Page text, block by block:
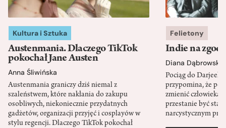
Kultura i Sztuka
Austenmania. Dlaczego TikTok
pokochał Jane Austen
Anna Śliwińska
Austenmania graniczy dziś niemal z
szaleństwem, które nakłania do zakupu
osobliwych, niekoniecznie przydatnych
gadżetów, organizacji przyjęć i cosplayów w
stylu regencji. Dlaczego TikTok pokochał
Felietony
Indie na
Diana Dąbrowska
Pociąg do
przypomina, że
zmienić człowieka
przestanie być
narcystycznym